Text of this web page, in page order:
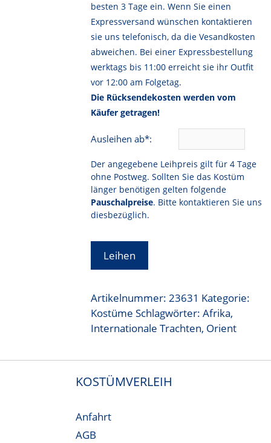
besten 3 Tage ein. Wenn Sie einen
Expressversand wünschen kontaktieren
sie uns telefonisch, da die Vesandkosten
abweichen. Bei einer Expressbestellung
werktags bis 11:00 erreicht sie ihr Outfit
vor 12:00 am Folgetag.
Die Rücksendekosten werden vom
Käufer getragen!
Ausleihen ab*:
Der angegebene Leihpreis gilt für 4 Tage
ohne Postweg. Sollten Sie das Kostüm
länger benötigen gelten folgende
Pauschalpreise. Bitte kontaktieren Sie uns
diesbezüglich.
Leihen
Artikelnummer:23631 Kategorie:
Kostüme Schlagwörter:Afrika,
Internationale Trachten, Orient
KOSTÜMVERLEIH
Anfahrt
AGB